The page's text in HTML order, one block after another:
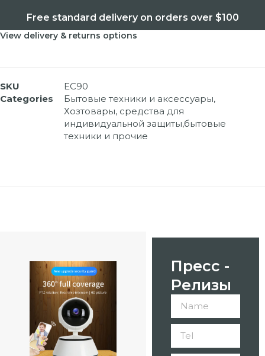
Free standard delivery on orders over $100
View delivery & returns options
SKU
EC90
Categories
Бытовые техники и аксессуары,
Хозтовары, средства для
индивидуальной защиты,бытовые
техники и прочие
Пресс -
Релизы